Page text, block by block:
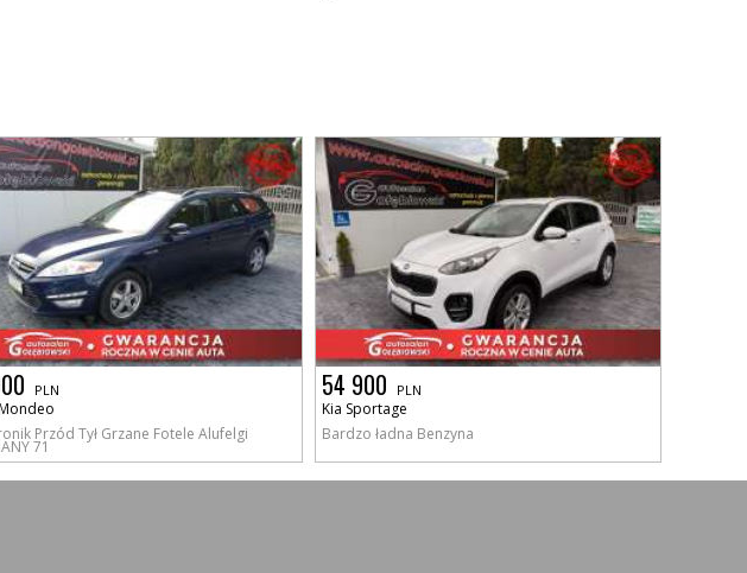
PLN
Przód Tył Grzane Fotele Alufelgi
71
54 900 PLN
Kia Sportage
Bardzo ładna Benzyna